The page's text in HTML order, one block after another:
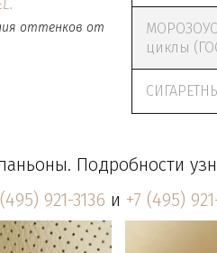
оттенков от
циклы
Подробности
921-3136 и +7 (495)